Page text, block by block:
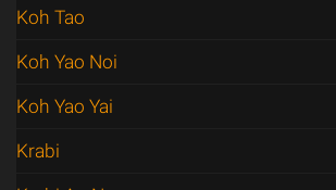
Koh Tao
Koh Yao Noi
Koh Yao Yai
Krabi